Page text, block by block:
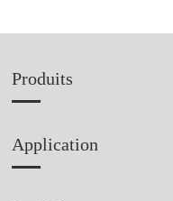
Produits
Application